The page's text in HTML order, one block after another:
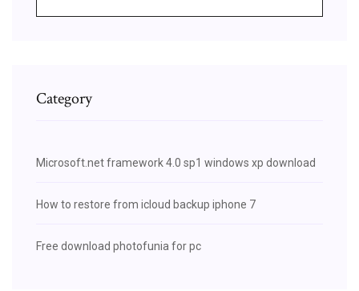
Category
Microsoft.net framework 4.0 sp1 windows xp download
How to restore from icloud backup iphone 7
Free download photofunia for pc